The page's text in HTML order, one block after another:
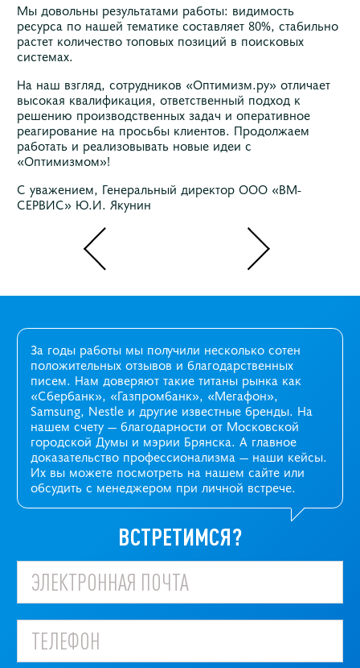
Мы довольны результатами работы: видимость
ресурса по нашей тематике составляет 80%, стабильно
растет количество топовых позиций в поисковых
системах.
На наш взгляд, сотрудников «Оптимизм.ру» отличает
высокая квалификация, ответственный подход к
решению производственных задач и оперативное
реагирование на просьбы клиентов. Продолжаем
работать и реализовывать новые идеи с
«Оптимизмом»!
С уважением, Генеральный директор ООО «ВМ-
СЕРВИС» Ю.И. Якунин
За годы работы мы получили несколько сотен
положительных отзывов и благодарственных
писем. Нам доверяют такие титаны рынка как
«Сбербанк», «Газпромбанк», «Мегафон»,
Samsung, Nestle и другие известные бренды. На
нашем счету — благодарности от Московской
городской Думы и мэрии Брянска. А главное
доказательство профессионализма — наши кейсы.
Их вы можете посмотреть на нашем сайте или
обсудить с менеджером при личной встрече.
ВСТРЕТИМСЯ?